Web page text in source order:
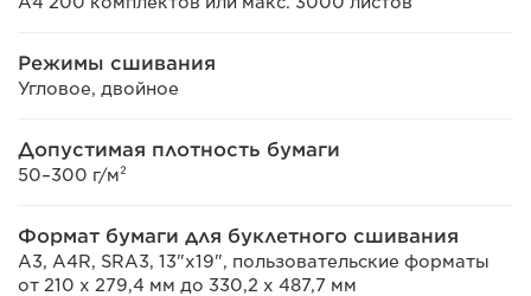
Режимы сшивания
Угловое, двойное
Допустимая плотность бумаги
50–300 г/м²
Формат бумаги для буклетного сшивания
A3, A4R, SRA3, 13"x19", пользовательские форматы
от 210 x 279,4 мм до 330,2 x 487,7 мм